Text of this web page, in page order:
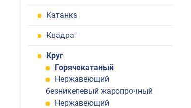
Катанка
Квадрат
Круг
Горячекатаный
Нержавеющий
безникелевый жаропрочный
Нержавеющий